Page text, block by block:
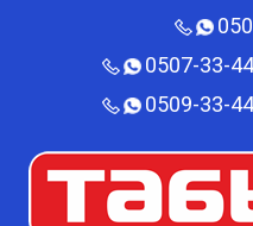
0507-33-
0509-33-